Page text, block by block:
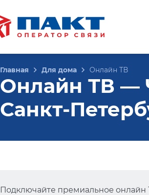
Главная Для дома Онлайн ТВ
Онлайн ТВ —
Санкт-
Подключайте премиальное онлайн